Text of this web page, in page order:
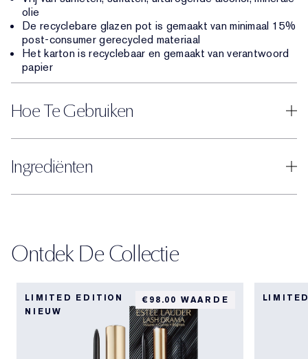
olie
De recyclebare glazen pot is gemaakt van minimaal 15%
post-consumer gerecycled materiaal
Het karton is recyclebaar en gemaakt van verantwoord
papier
Hoe Te Gebruiken
Ingrediënten
Ontdek De Collectie
LIMITED EDITION
NIEUW
€98.00 WAARDE